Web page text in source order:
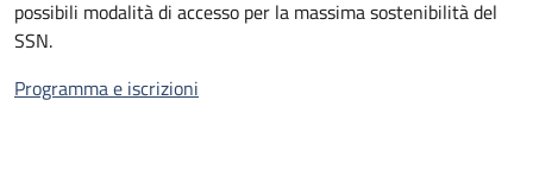
possibili modalità di accesso per la massima sostenibilità del
SSN.
Programma e iscrizioni